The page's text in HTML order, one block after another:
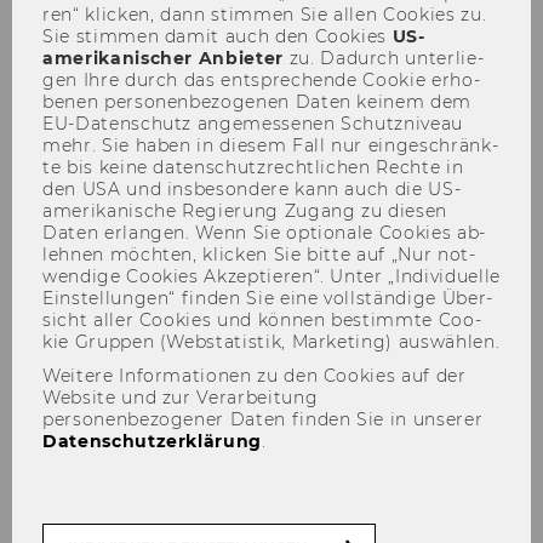
2. npoExpertTalk: Christian
Moser
Her­aus­for­de­run­gen und Chan­
cen in der Di­gi­ta­li­sie­rung für
so­zia­le NPOs
Die Veranstaltung fand
ren“ kli­cken, dann stim­men Sie allen Coo­kies zu.
Sie stim­men damit auch den Coo­kies US-​
amerikanischer An­bie­ter zu. Da­durch un­ter­lie­
gen Ihre durch das ent­spre­chen­de Coo­kie er­ho­
be­nen per­so­nen­be­zo­ge­nen Daten kei­nem dem
EU-​Datenschutz an­ge­mes­se­nen Schutz­ni­veau
mehr. Sie haben in die­sem Fall nur ein­ge­schränk­
te bis keine da­ten­schutz­recht­li­chen Rech­te in
den USA und ins­be­son­de­re kann auch die US-​
amerikanische Re­gie­rung Zu­gang zu die­sen
Daten er­lan­gen. Wenn Sie op­tio­na­le Coo­kies ab­
leh­nen möch­ten, kli­cken Sie bitte auf „Nur not­
wen­di­ge Coo­kies Ak­zep­tie­ren“. Unter „In­di­vi­du­el­le
Ein­stel­lun­gen“ fin­den Sie eine voll­stän­di­ge Über­
sicht aller Coo­kies und kön­nen be­stimm­te Coo­
kie Grup­pen (Web­sta­tis­tik, Mar­ke­ting) aus­wäh­len.
Weitere Informationen zu den Cookies auf der
Website und zur Verarbeitung
personenbezogener Daten finden Sie in unserer
Datenschutzerklärung